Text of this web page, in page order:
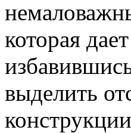
которая
выделить